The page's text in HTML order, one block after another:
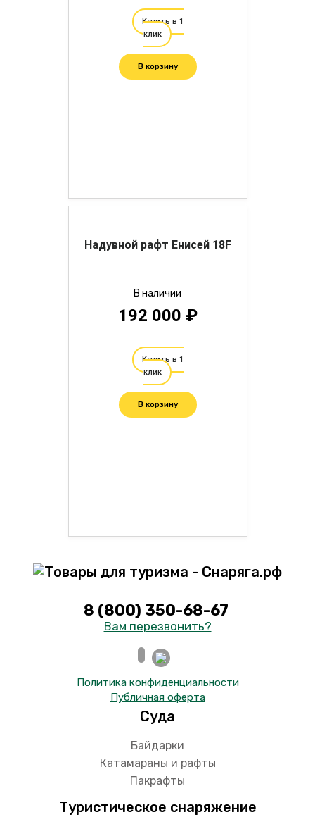
Купить в 1
клик
В корзину
Надувной рафт Енисей 18F
В наличии
192 000 ₽
Купить в 1
клик
В корзину
8 (800) 350-68-67
Вам перезвонить?
Политика конфиденциальности
Публичная оферта
Суда
Байдарки
Катамараны и рафты
Пакрафты
Туристическое снаряжение